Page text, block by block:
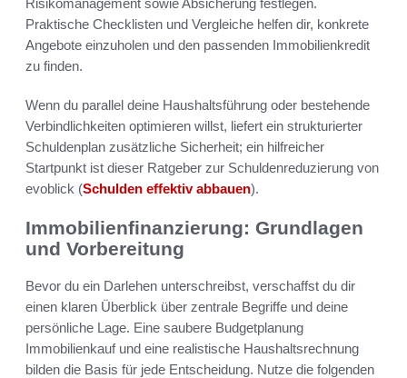
Risikomanagement sowie Absicherung festlegen.
Praktische Checklisten und Vergleiche helfen dir, konkrete
Angebote einzuholen und den passenden Immobilienkredit
zu finden.
Wenn du parallel deine Haushaltsführung oder bestehende
Verbindlichkeiten optimieren willst, liefert ein strukturierter
Schuldenplan zusätzliche Sicherheit; ein hilfreicher
Startpunkt ist dieser Ratgeber zur Schuldenreduzierung von
evoblick (Schulden effektiv abbauen).
Immobilienfinanzierung: Grundlagen
und Vorbereitung
Bevor du ein Darlehen unterschreibst, verschaffst du dir
einen klaren Überblick über zentrale Begriffe und deine
persönliche Lage. Eine saubere Budgetplanung
Immobilienkauf und eine realistische Haushaltsrechnung
bilden die Basis für jede Entscheidung. Nutze die folgenden